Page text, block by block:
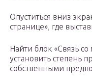
Опуститься вниз
странице», где
Найти блок «Связь
установить степень
собственными